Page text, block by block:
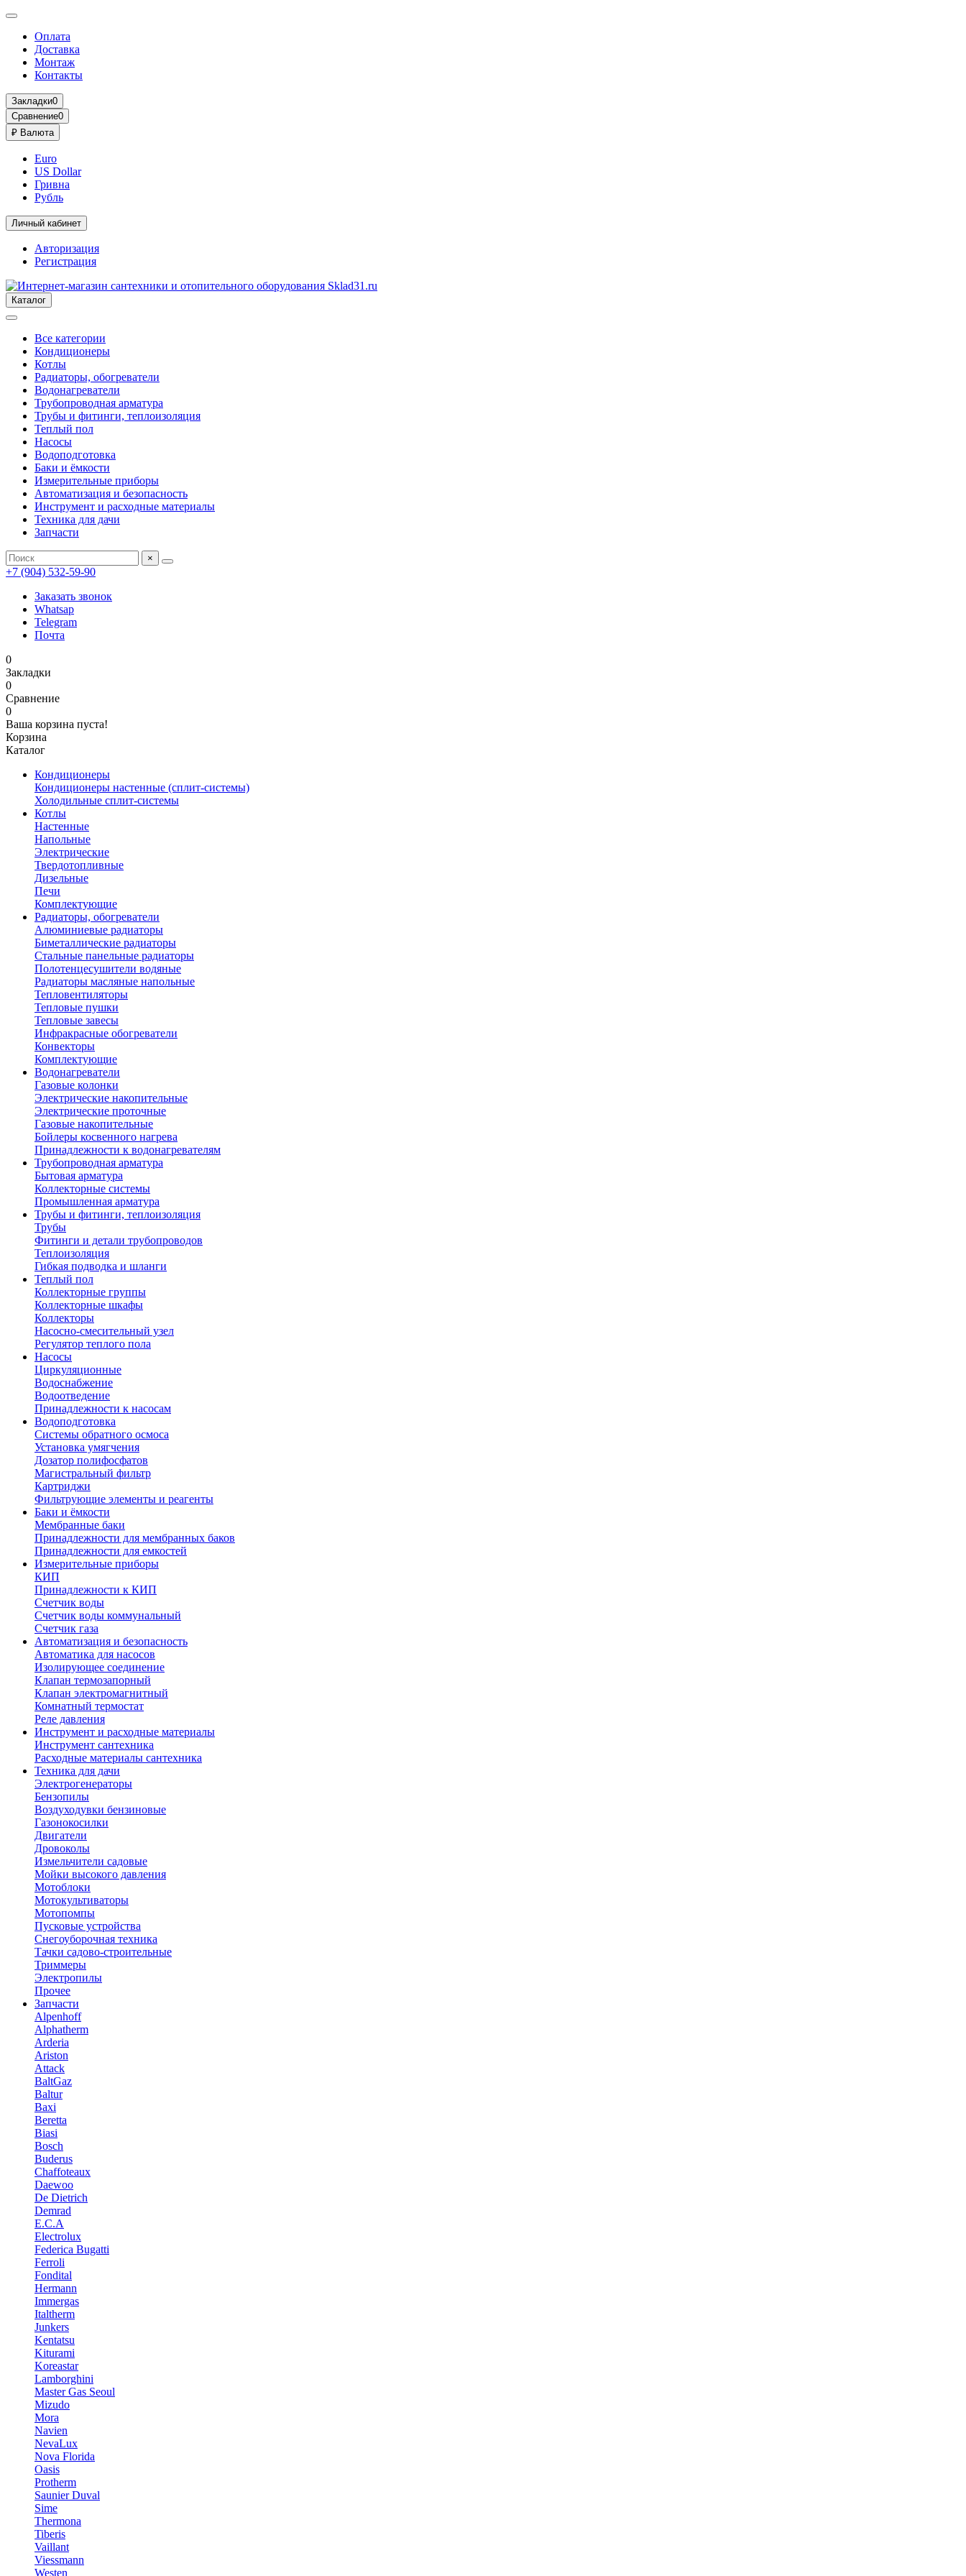
Оплата
Доставка
Монтаж
Контакты
Закладки0
Сравнение0
₽ Валюта
Euro
US Dollar
Гривна
Рубль
Личный кабинет
Авторизация
Регистрация
Каталог
Все категории
Кондиционеры
Котлы
Радиаторы, обогреватели
Водонагреватели
Трубопроводная арматура
Трубы и фитинги, теплоизоляция
Теплый пол
Насосы
Водоподготовка
Баки и ёмкости
Измерительные приборы
Автоматизация и безопасность
Инструмент и расходные материалы
Техника для дачи
Запчасти
×
+7 (904) 532-59-90
Заказать звонок
Whatsap
Telegram
Почта
0
Закладки
0
Сравнение
0
Ваша корзина пуста!
Корзина
Каталог
Кондиционеры
Кондиционеры настенные (сплит-системы)
Холодильные сплит-системы
Котлы
Настенные
Напольные
Электрические
Твердотопливные
Дизельные
Печи
Комплектующие
Радиаторы, обогреватели
Алюминиевые радиаторы
Биметаллические радиаторы
Стальные панельные радиаторы
Полотенцесушители водяные
Радиаторы масляные напольные
Тепловентиляторы
Тепловые пушки
Тепловые завесы
Инфракрасные обогреватели
Конвекторы
Комплектующие
Водонагреватели
Газовые колонки
Электрические накопительные
Электрические проточные
Газовые накопительные
Бойлеры косвенного нагрева
Принадлежности к водонагревателям
Трубопроводная арматура
Бытовая арматура
Коллекторные системы
Промышленная арматура
Трубы и фитинги, теплоизоляция
Трубы
Фитинги и детали трубопроводов
Теплоизоляция
Гибкая подводка и шланги
Теплый пол
Коллекторные группы
Коллекторные шкафы
Коллекторы
Насосно-смесительный узел
Регулятор теплого пола
Насосы
Циркуляционные
Водоснабжение
Водоотведение
Принадлежности к насосам
Водоподготовка
Системы обратного осмоса
Установка умягчения
Дозатор полифосфатов
Магистральный фильтр
Картриджи
Фильтрующие элементы и реагенты
Баки и ёмкости
Мембранные баки
Принадлежности для мембранных баков
Принадлежности для емкостей
Измерительные приборы
КИП
Принадлежности к КИП
Счетчик воды
Счетчик воды коммунальный
Счетчик газа
Автоматизация и безопасность
Автоматика для насосов
Изолирующее соединение
Клапан термозапорный
Клапан электромагнитный
Комнатный термостат
Реле давления
Инструмент и расходные материалы
Инструмент сантехника
Расходные материалы сантехника
Техника для дачи
Электрогенераторы
Бензопилы
Воздуходувки бензиновые
Газонокосилки
Двигатели
Дровоколы
Измельчители садовые
Мойки высокого давления
Мотоблоки
Мотокультиваторы
Мотопомпы
Пусковые устройства
Снегоуборочная техника
Тачки садово-строительные
Триммеры
Электропилы
Прочее
Запчасти
Alpenhoff
Alphatherm
Arderia
Ariston
Attack
BaltGaz
Baltur
Baxi
Beretta
Biasi
Bosch
Buderus
Chaffoteaux
Daewoo
De Dietrich
Demrad
E.C.A
Electrolux
Federica Bugatti
Ferroli
Fondital
Hermann
Immergas
Italtherm
Junkers
Kentatsu
Kiturami
Koreastar
Lamborghini
Master Gas Seoul
Mizudo
Mora
Navien
NevaLux
Nova Florida
Oasis
Protherm
Saunier Duval
Sime
Thermona
Tiberis
Vaillant
Viessmann
Westen